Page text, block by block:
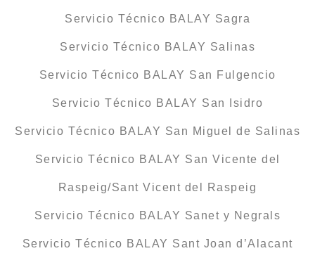
Servicio Técnico BALAY Sagra
Servicio Técnico BALAY Salinas
Servicio Técnico BALAY San Fulgencio
Servicio Técnico BALAY San Isidro
Servicio Técnico BALAY San Miguel de Salinas
Servicio Técnico BALAY San Vicente del
Raspeig/Sant Vicent del Raspeig
Servicio Técnico BALAY Sanet y Negrals
Servicio Técnico BALAY Sant Joan d’Alacant